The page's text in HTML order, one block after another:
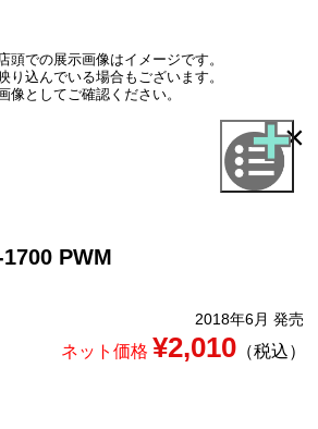
頭での展示画像はイメージです。
り込んでいる場合もございます。
像としてご確認ください。
×
PWM
2018年6月 発売
ネット価格 ¥2,010（税込）